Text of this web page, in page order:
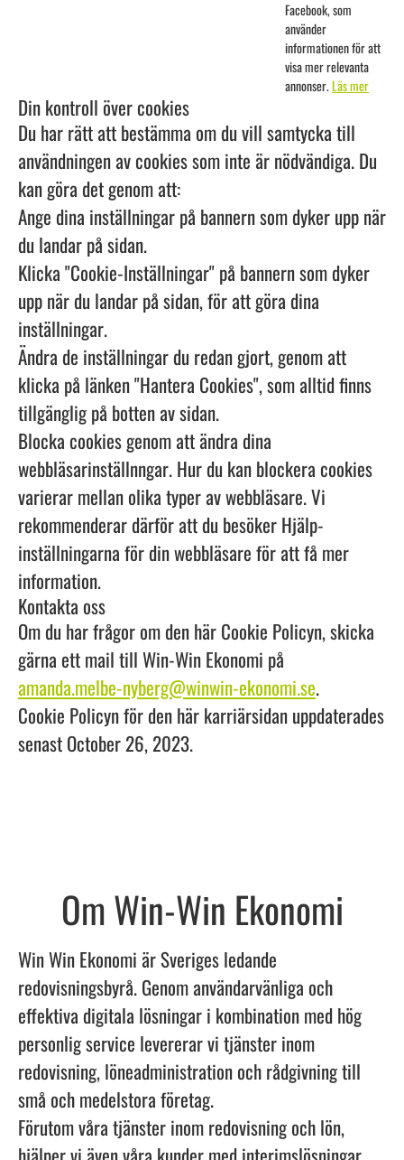
Facebook, som
använder
informationen för att
visa mer relevanta
annonser.Läs mer
Din kontroll över cookies
Du har rätt att bestämma om du vill samtycka till
användningen av cookies som inte är nödvändiga. Du
kan göra det genom att:
Ange dina inställningar på bannern som dyker upp när
du landar på sidan.
Klicka "Cookie-Inställningar" på bannern som dyker
upp när du landar på sidan, för att göra dina
inställningar.
Ändra de inställningar du redan gjort, genom att
klicka på länken "Hantera Cookies", som alltid finns
tillgänglig på botten av sidan.
Blocka cookies genom att ändra dina
webbläsarinställnngar. Hur du kan blockera cookies
varierar mellan olika typer av webbläsare. Vi
rekommenderar därför att du besöker Hjälp-
inställningarna för din webbläsare för att få mer
information.
Kontakta oss
Om du har frågor om den här Cookie Policyn, skicka
gärna ett mail till Win-Win Ekonomi på
amanda.melbe-nyberg@winwin-ekonomi.se.
Cookie Policyn för den här karriärsidan uppdaterades
senast October 26, 2023.
Om Win-Win Ekonomi
Win Win Ekonomi är Sveriges ledande
redovisningsbyrå. Genom användarvänliga och
effektiva digitala lösningar i kombination med hög
personlig service levererar vi tjänster inom
redovisning, löneadministration och rådgivning till
små och medelstora företag.
Förutom våra tjänster inom redovisning och lön,